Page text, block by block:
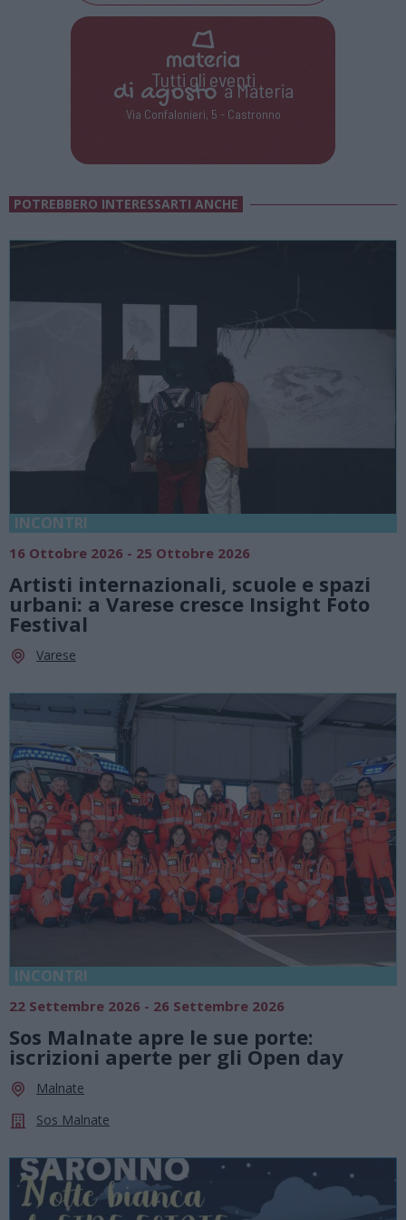
Tutti gli eventi
di agostoa Materia
Via Confalonieri, 5 - Castronno
POTREBBERO INTERESSARTI ANCHE
INCONTRI
16 Ottobre 2026 - 25 Ottobre 2026
Artisti internazionali, scuole e spazi
urbani: a Varese cresce Insight Foto
Festival
Varese
INCONTRI
22 Settembre 2026 - 26 Settembre 2026
Sos Malnate apre le sue porte:
iscrizioni aperte per gli Open day
Malnate
Sos Malnate